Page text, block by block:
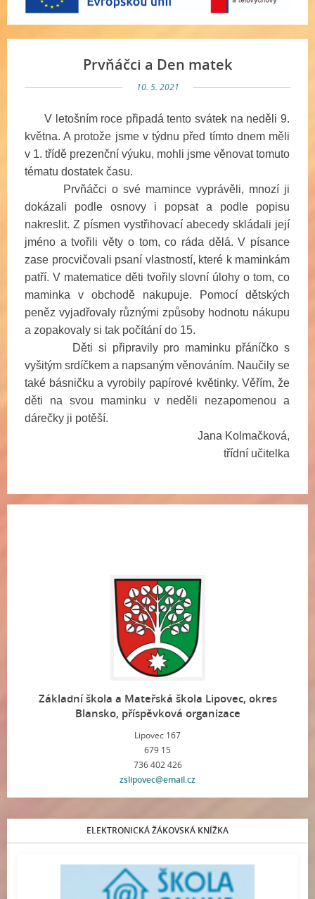
Prvňáčci a Den matek
10. 5. 2021
V letošním roce připadá tento svátek na neděli 9.
května. A protože jsme v týdnu před tímto dnem měli
v 1. třídě prezenční výuku, mohli jsme věnovat tomuto
tématu dostatek času.
Prvňáčci o své mamince vyprávěli, mnozí ji
dokázali podle osnovy i popsat a podle popisu
nakreslit. Z písmen vystřihovací abecedy skládali její
jméno a tvořili věty o tom, co ráda dělá. V písance
zase procvičovali psaní vlastností, které k maminkám
patří. V matematice děti tvořily slovní úlohy o tom, co
maminka v obchodě nakupuje. Pomocí dětských
peněz vyjadřovaly různými způsoby hodnotu nákupu
a zopakovaly si tak počítání do 15.
Děti si připravily pro maminku přáníčko s
vyšitým srdíčkem a napsaným věnováním. Naučily se
také básničku a vyrobily papírové květinky. Věřím, že
děti na svou maminku v neděli nezapomenou a
dárečky ji potěší.
Jana Kolmačková,
třídní učitelka
Základní škola a Mateřská škola Lipovec, okres
Blansko, příspěvková organizace
Lipovec 167
679 15
736 402 426
zslipovec@email.cz
ELEKTRONICKÁ ŽÁKOVSKÁ KNÍŽKA